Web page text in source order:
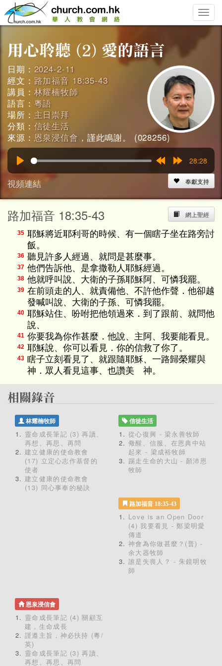
Toggle
日期： 2024-2-11
經文： 路加福音 18:35-43
講員： 林耀楠牧師
語言： 粵語
場所： 主日崇拜
分類： 信徒生活
來源： 恩泉浸信會 ，謹此鳴謝。 (028256)
15s
28:28
視頻連結 奉獻支持
網上聖經
路加福音 18:35-43
35 耶穌將近耶利哥的時候、有一個瞎子坐在路旁討
飯。
36 聽見許多人經過、就問是甚麼事。
37 他們告訴他、是拿撒勒人耶穌經過。
38 他就呼叫說、大衛的子孫耶穌阿、可憐我罷。
39 在前頭走的人、就責備他、不許他作聲．他卻越
發喊叫說、大衛的子孫、可憐我罷。
40 耶穌站住、吩咐把他領過來．到了跟前、就問他
說、
41 你要我為你作甚麼．他說、主阿、我要能看見。
42 耶穌說、你可以看見．你的信救了你了。
43 瞎子立刻看見了、就跟隨耶穌、一路歸榮耀與
神．眾人看見這事、也讚美 神。
林耀楠牧師
靈命成長筆記 (3) 再讀、
再想、再思、再問
建立健康的使命教會
(17) 立定心志作基督的
使者
建立健康的使命教會
(13) 同心事奉的秘訣
信徒生活
從心復興 - 梁永善牧師
儆醒、信服、在恩典中站
起來 - 梁成裕牧師
踢走生命的大山 - 顏沛恩
牧師
路加福音 18:35-43
Love is an Open Door
(4) 我要看見 - 鄭梁明愛
傳道
神會為你做甚麼？(普) -
余大器牧師
誰是失喪人？ - 朱鏡明牧
師
恩泉浸信會
靈命成長筆記 (4) 關顧互
建，生命成長
謹遵主旨，神必扶持 (粵/
英)
靈命成長筆記 (3) 再讀、
再想、再思、再問